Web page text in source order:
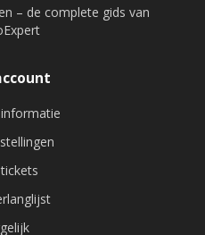
– de complete gids van